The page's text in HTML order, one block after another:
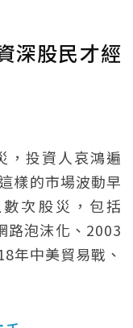
深股民才經
，投資人哀鴻遍
樣的市場波動早
次股災，包括
路泡沫化、2003
年中美貿易戰、